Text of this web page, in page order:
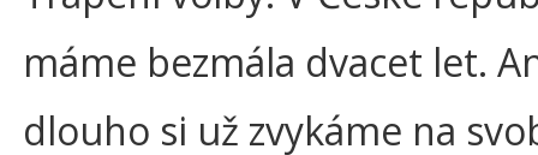
máme bezmála dvacet let.
dlouho si už zvykáme na